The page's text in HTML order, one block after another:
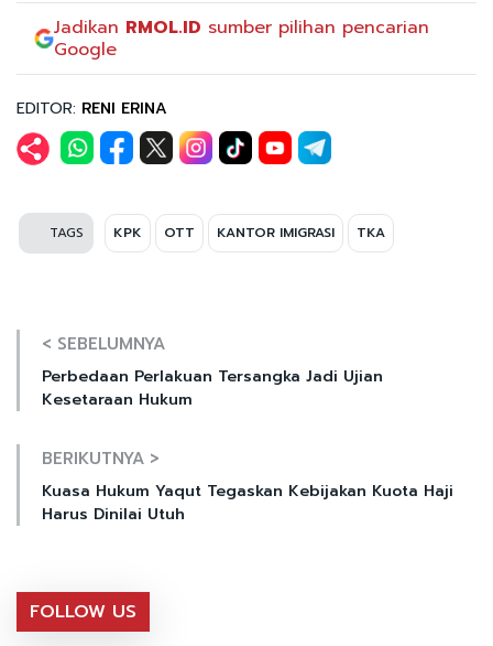
Jadikan RMOL.ID sumber pilihan pencarian
Google
EDITOR: RENI ERINA
TAGS KPK OTT KANTOR IMIGRASI TKA
< SEBELUMNYA
Perbedaan Perlakuan Tersangka Jadi Ujian
Kesetaraan Hukum
BERIKUTNYA >
Kuasa Hukum Yaqut Tegaskan Kebijakan Kuota Haji
Harus Dinilai Utuh
FOLLOW US